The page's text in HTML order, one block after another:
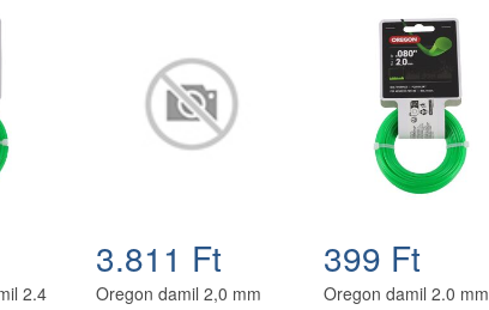
2.4
3.811 Ft
Oregon damil 2,0 mm
399 Ft
Oregon damil 2.0 mm